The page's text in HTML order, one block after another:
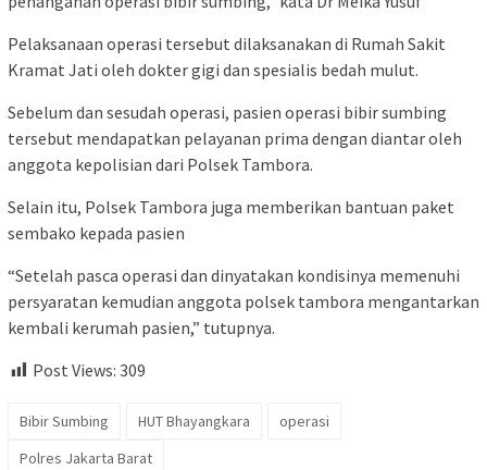
Pelaksanaan operasi tersebut dilaksanakan di Rumah Sakit
Kramat Jati oleh dokter gigi dan spesialis bedah mulut.
Sebelum dan sesudah operasi, pasien operasi bibir sumbing
tersebut mendapatkan pelayanan prima dengan diantar oleh
anggota kepolisian dari Polsek Tambora.
Selain itu, Polsek Tambora juga memberikan bantuan paket
sembako kepada pasien
“Setelah pasca operasi dan dinyatakan kondisinya memenuhi
persyaratan kemudian anggota polsek tambora mengantarkan
kembali kerumah pasien,” tutupnya.
Post Views: 309
Bibir Sumbing HUT Bhayangkara
operasi
Polres Jakarta Barat